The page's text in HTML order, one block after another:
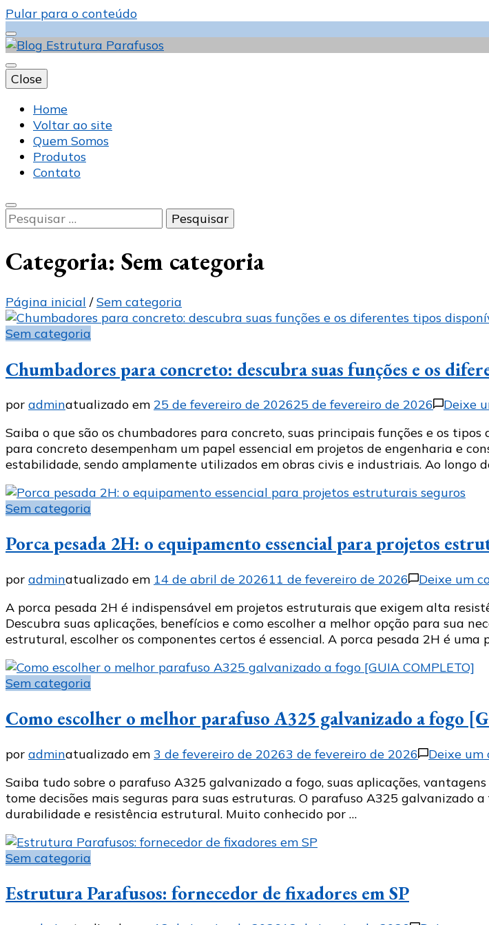
Pular para o conteúdo
Blog Estrutura Parafusos
Close
Home
Voltar ao site
Quem Somos
Produtos
Contato
Pesquisar
por:
Categoria: Sem categoria
Página inicial / Sem categoria
Sem categoria
Chumbadores para concreto: descubra suas funções e os
por adminatualizado em 25 de fevereiro de 202625 de fevereiro de 2026 Deixe
Saiba o que são os chumbadores para concreto, suas principais funções e os
para concreto desempenham um papel essencial em projetos de engenharia e
estabilidade, sendo amplamente utilizados em obras civis e industriais. Ao longo
Sem categoria
Porca pesada 2H: o equipamento essencial para projetos
por adminatualizado em 14 de abril de 202611 de fevereiro de 2026 Deixe um
A porca pesada 2H é indispensável em projetos estruturais que exigem alta
Descubra suas aplicações, benefícios e como escolher a melhor opção para sua
estrutural, escolher os componentes certos é essencial. A porca pesada 2H é uma
Sem categoria
Como escolher o melhor parafuso A325 galvanizado a fogo
por adminatualizado em 3 de fevereiro de 20263 de fevereiro de 2026 Deixe um
Saiba tudo sobre o parafuso A325 galvanizado a fogo, suas aplicações,
tome decisões mais seguras para suas estruturas. O parafuso A325 galvanizado
durabilidade e resistência estrutural. Muito conhecido por …
Sem categoria
Estrutura Parafusos: fornecedor de fixadores em SP